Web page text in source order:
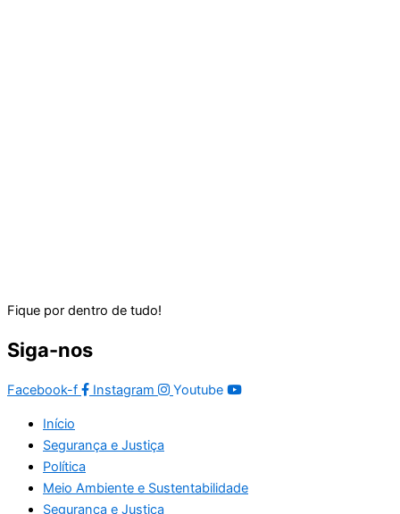
Fique por dentro de tudo!
Siga-nos
Facebook-f Instagram Youtube
Início
Segurança e Justiça
Política
Meio Ambiente e Sustentabilidade
Segurança e Justiça